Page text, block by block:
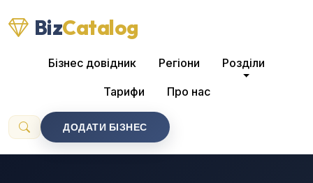
BizCatalog
Бізнес довідник Регіони Розділи
Тарифи Про нас
ДОДАТИ БІЗНЕС